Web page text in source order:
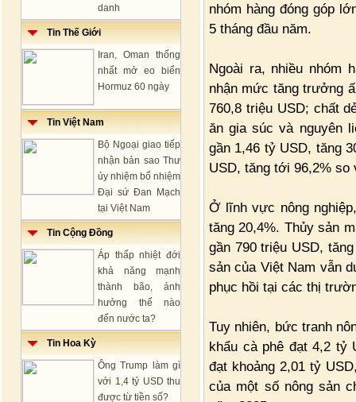
danh
Tin Thế Giới
Iran, Oman thống
nhất mở eo biển
Hormuz 60 ngày
Tin Việt Nam
Bộ Ngoại giao tiếp
nhận bản sao Thư
ủy nhiệm bổ nhiệm
Đại sứ Đan Mạch
tại Việt Nam
Tin Cộng Đồng
Áp thấp nhiệt đới
khả năng mạnh
thành bão, ảnh
hưởng thế nào
đến nước ta?
Tin Hoa Kỳ
Ông Trump làm gì
với 1,4 tỷ USD thu
được từ tiền số?
nhóm hàng đóng góp
5 tháng đầu năm.
Ngoài ra, nhiều nhóm
nhận mức tăng trưởng
760,8 triệu USD; chất
ăn gia súc và nguyên
gần 1,46 tỷ USD, tăng
USD, tăng tới 96,2%
Ở lĩnh vực nông
tăng 20,4%. Thủy sản
gần 790 triệu USD,
sản của Việt Nam vẫn
phục hồi tại các thị
Tuy nhiên, bức tranh
khẩu cà phê đạt 4,2 tỷ
đạt khoảng 2,01 tỷ
của một số nông sản